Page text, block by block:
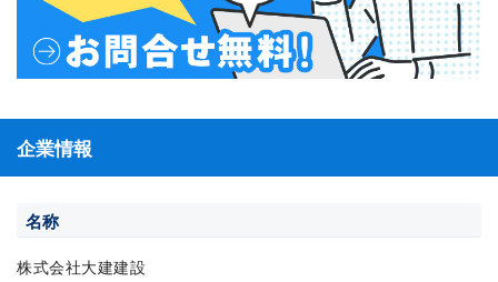
企業情報
名称
株式会社大建建設